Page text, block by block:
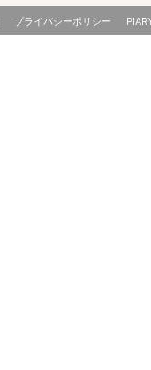
プライバシーポリシー